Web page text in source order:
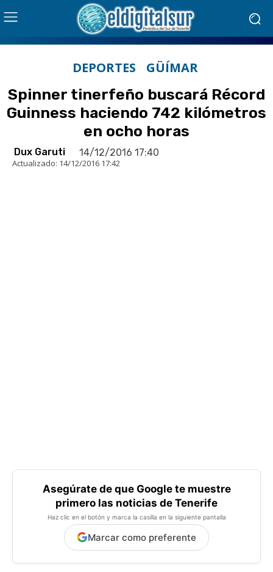
DEPORTES GÜÍMAR
Spinner tinerfeño buscará Récord
Guinness haciendo 742 kilómetros
en ocho horas
Dux Garuti 14/12/2016 17:40
Actualizado: 14/12/2016 17:42
Asegúrate de que Google te muestre
primero las noticias de Tenerife
Haz clic en el botón y marca la casilla en la siguiente pantalla
Marcar como preferente